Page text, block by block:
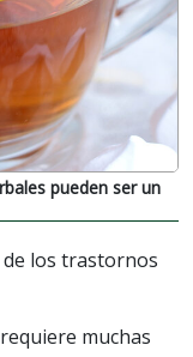
pueden ser un
de los trastornos
muchas